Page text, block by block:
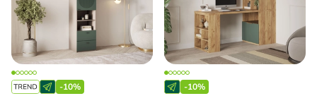
-10% -10%